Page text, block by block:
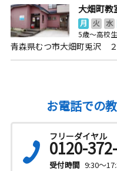
大畑町教
月 火 水
5歳～高校生
青森県むつ市大畑町兎沢
お電話での
フリーダイヤル
0120-
受付時間 9:30～